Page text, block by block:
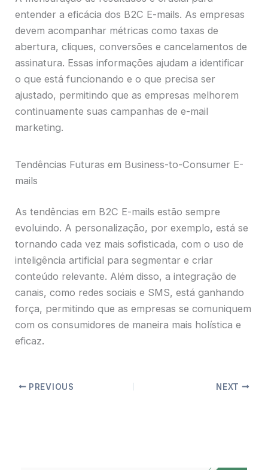
entender a eficácia dos B2C E-mails. As empresas
devem acompanhar métricas como taxas de
abertura, cliques, conversões e cancelamentos de
assinatura. Essas informações ajudam a identificar
o que está funcionando e o que precisa ser
ajustado, permitindo que as empresas melhorem
continuamente suas campanhas de e-mail
marketing.
Tendências Futuras em Business-to-Consumer E-
mails
As tendências em B2C E-mails estão sempre
evoluindo. A personalização, por exemplo, está se
tornando cada vez mais sofisticada, com o uso de
inteligência artificial para segmentar e criar
conteúdo relevante. Além disso, a integração de
canais, como redes sociais e SMS, está ganhando
força, permitindo que as empresas se comuniquem
com os consumidores de maneira mais holística e
eficaz.
PREVIOUS NEXT